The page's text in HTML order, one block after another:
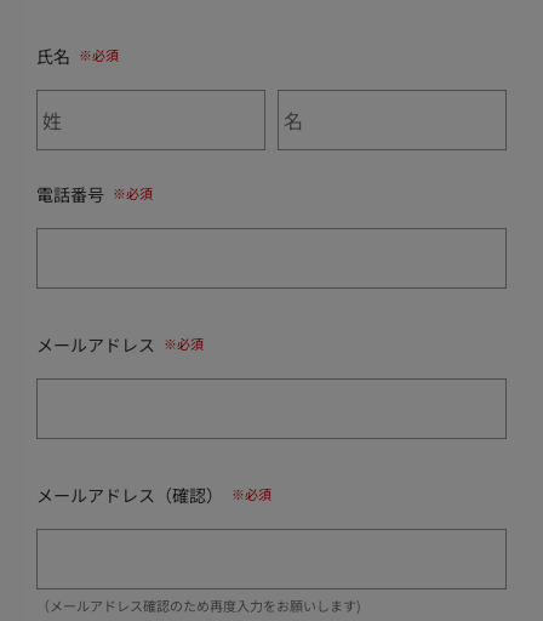
氏名
電話番号
メールアドレス
メールアドレス（確認）
（メールアドレス確認のため再度入力をお願いします)